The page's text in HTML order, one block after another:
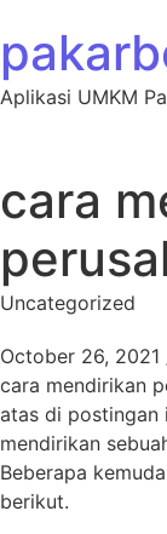
Aplikasi UMKM
cara
Uncategorized
October 26, 2021
cara mendirikan
atas di postingan
mendirikan
Beberapa
berikut.